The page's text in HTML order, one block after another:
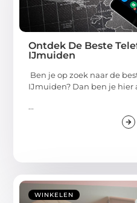
Ontdek De Beste
IJmuiden
Ben je op zoek naar de
IJmuiden? Dan ben je hier
...
WINKELEN